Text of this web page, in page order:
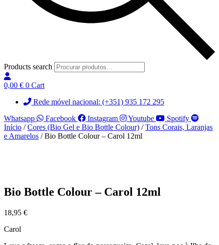
Products search
0,00 € 0 Cart
Rede móvel nacional: (+351) 935 172 295
Whatsapp
Facebook Instagram Youtube
Spotify
Início /Cores (Bio Gel e Bio Bottle Colour) /Tons Corais, Laranjas
e Amarelos / Bio Bottle Colour – Carol 12ml
Bio Bottle Colour – Carol 12ml
18,95 €
Carol